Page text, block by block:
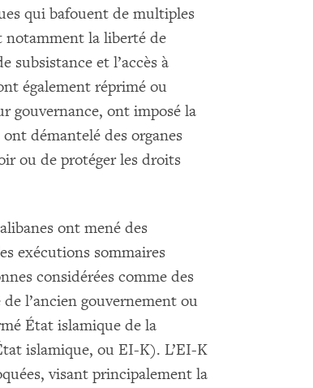
qui bafouent de multiples
notamment la liberté de
subsistance et l’accès à
également réprimé ou
gouvernance, ont imposé la
démantelé des organes
ou de protéger les droits
ont mené des
exécutions sommaires
considérées comme des
l’ancien gouvernement ou
État islamique de la
islamique, ou EI-K). L’EI-K
visant principalement la